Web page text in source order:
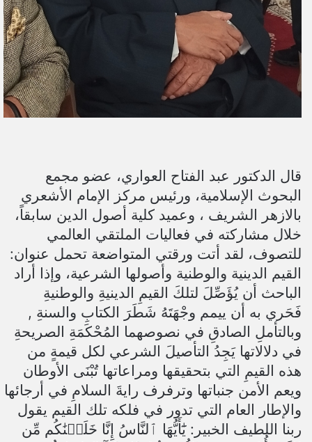
ا
قال الدكتور عبد الفتاح العواري، عضو مجمع
البحوث الإسلامية، ورئيس مركز الإمام الأشعري
بالازهر الشريف ، وعميد كلية أصول الدين سابقاً،
خلال مشاركته في فعاليات الملتقي العالمي
للتصوف، لقد أتت ورقتي المتواضعة تحمل عنوان:
القيم الدينية والوطنية وأصولها الشرعية، وإذا أراد
الباحث أن يُؤَصِّلَ لتلكَ القيمِ الدينيةِ والوطنيةِ
فَحَري به أن ييمم وجْهَتَهُ شَطَرَ الكتابِ والسنةِ ,
وبالتأملِ الصادقِ في نصوصهما المُحْكَمَةِ الصريحةِ
في دلالاتها يَجِدُ التأصيلَ الشرعي لكل قيمةٍ من
هذه القيمِ التي بتحقيقها ومراعاتها تُبْنَى الأوطان
ويعم الأمن جنباتها وترفرف رايةَ السلامِ في أرجائها
والإطار العام التي تدور في فلكه تلك القيم يقول
ربنا اللطيف الخبير: يَٰٓأَيُّهَا ٱلنَّاسُ إِنَّا خَلَقۡنَٰكُم ‌مِّن